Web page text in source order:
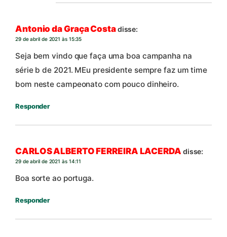
Antonio da Graça Costadisse:
29 de abril de 2021 às 15:35
Seja bem vindo que faça uma boa campanha na
série b de 2021. MEu presidente sempre faz um time
bom neste campeonato com pouco dinheiro.
Responder
CARLOS ALBERTO FERREIRA LACERDA disse:
29 de abril de 2021 às 14:11
Boa sorte ao portuga.
Responder